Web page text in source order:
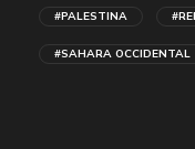
#PALESTINA
#SAHARA OCCIDENTAL